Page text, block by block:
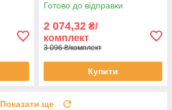
Готово до відправки
2 074,32 ₴/
комплект
3 096 ₴/комплект
Купити
Показати ще